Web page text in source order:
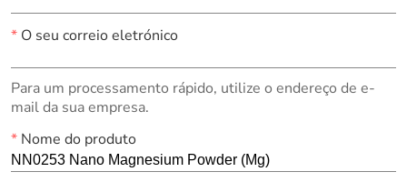
*O seu correio eletrónico
Para um processamento rápido, utilize o endereço de e-
mail da sua empresa.
*Nome do produto